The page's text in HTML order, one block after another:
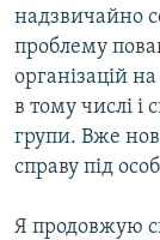
надзвичайно
проблему
організацій
в тому числі і
групи. Вже
справу під
Я продовжую